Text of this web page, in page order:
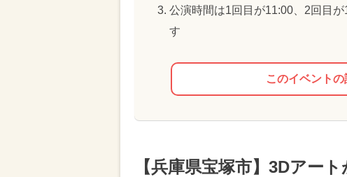
公演時間は1回目が11:00、2回目
す
このイベント
【兵庫県宝塚市】3Dアー